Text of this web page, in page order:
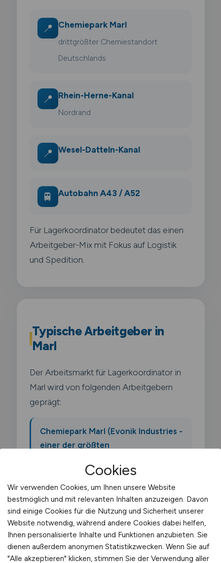
📍 Chemiepark Marl
drittgrößter Chemiestandort
Deutschlands
📍 Rhein-Herne-Kanal
Nordrand
📍 Wesel-Datteln-Kanal
🚆 Autobahn A43 / A52
Für Lagerkoordinator bedeutet das einen
Arbeitgeber-Mix mit Fokus auf Logistik
und Spedition.
Typische Arbeitgeber in
Marl
Der Arbeitsmarkt für Lagerkoordinator in
Marl wird von folgenden Arbeitgebern
geprägt:
Chemiepark Marl (Evonik Industries -
einer der größten
Deutschlands)
Ineos Oligomers
Oxea (jetzt OQ Chemicals)
Cookies
Wir verwenden Cookies, um Ihnen unsere Website
bestmöglich und mit relevanten Inhalten anzuzeigen. Davon
sind einige Cookies für die Nutzung und Sicherheit unserer
Website notwendig, während andere Cookies dabei helfen,
Ihnen personalisierte Inhalte und Funktionen anzubieten. Sie
dienen außerdem anonymen Statistikzwecken. Wenn Sie auf
"Alle akzeptieren" klicken, stimmen Sie der Verwendung aller